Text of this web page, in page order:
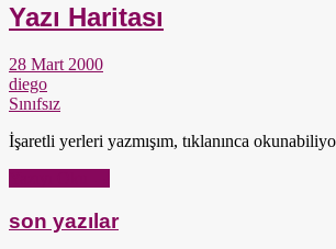
Yazı Haritası
28 Mart 2000
diego
Sınıfsız
İşaretli yerleri yazmışım, tıklanınca
son yazılar